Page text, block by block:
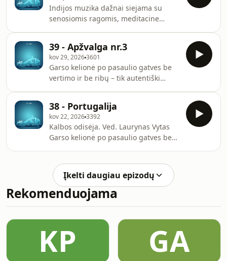
Indijos muzika dažnai siejama su
senosiomis ragomis, meditacine
Tačiau šioje laidoje pažvelgsime į kitą
jos pusę – į miestų pulsą, į jaunų
kūrėjų balsus, į vakarietiškai
skambančią, globalios kultūros
įkvėptą muziką.Kalbos odisėja. Ved.
Laurynas Vytas
39 - Apžvalga nr.3
kov 29, 20263601
Garso kelionė po pasaulio gatves be
vertimo ir be ribų – tik autentiški
Laurynas Vytas
38 - Portugalija
kov 22, 20263392
Kalbos odisėja. Ved. Laurynas Vytas
Garso kelionė po pasaulio gatves be
ritmai ir pasaulio kultūrų pulsas.
Įkelti daugiau epizodų
Rekomenduojama
KP GA